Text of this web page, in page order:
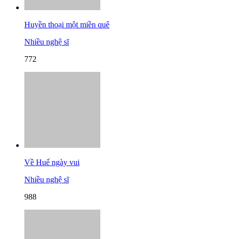
Huyền thoại một miền quê
Nhiều nghệ sĩ
772
Về Huế ngày vui
Nhiều nghệ sĩ
988